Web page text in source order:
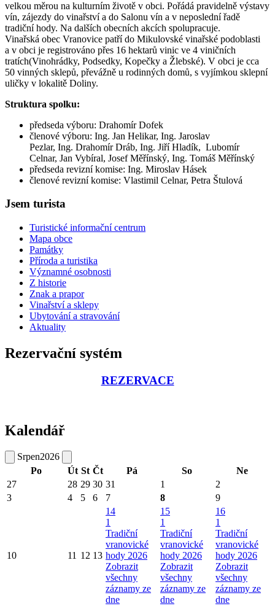
velkou měrou na kulturním životě v obci. Pořádá pravidelně výstavy
vín, zájezdy do vinařství a do Salonu vín a v neposlední řadě
tradiční hody. Na dalších obecních akcích spolupracuje.
Vinařská obec Vranovice patří do Mikulovské vinařské podoblasti
a v obci je registrováno přes 16 hektarů vinic ve 4 viničních
tratích(Vinohrádky, Podsedky, Kopečky a Žlebské). V obci je cca
50 vinných sklepů, převážně u rodinných domů, s vyjímkou sklepní
uličky v lokalitě Doliny.
Struktura spolku:
předseda výboru: Drahomír Dofek
členové výboru: Ing. Jan Helikar, Ing. Jaroslav
Pezlar, Ing. Drahomír Dráb, Ing. Jiří Hladík, Lubomír
Celnar, Jan Vybíral, Josef Měřínský, Ing. Tomáš Měřínský
předseda revizní komise: Ing. Miroslav Hásek
členové revizní komise: Vlastimil Celnar, Petra Štulová
Jsem turista
Turistické informační centrum
Mapa obce
Památky
Příroda a turistika
Významné osobnosti
Z historie
Znak a prapor
Vinařství a sklepy
Ubytování a stravování
Aktuality
Rezervační systém
REZERVACE
Kalendář
Srpen2026
Po
Út St Čt Pá So
Ne
27
28 29 30 31 1
2
3
4 5 6 7 8 9
10 11 12 13
14
1
Tradiční
vranovické
hody 2026
Zobrazit
všechny
záznamy ze
dne
15
1
Tradiční
vranovické
hody 2026
Zobrazit
všechny
záznamy ze
dne
16
1
Tradiční
vranovické
hody 2026
Zobrazit
všechny
záznamy ze
dne